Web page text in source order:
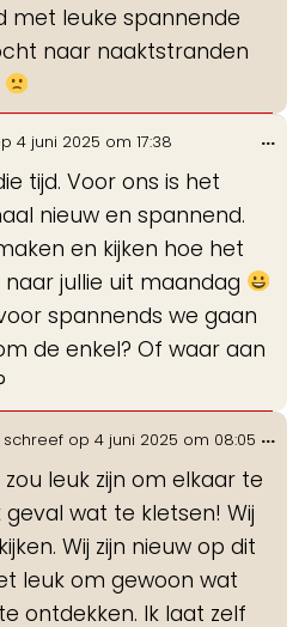
met leuke spannende
naar naaktstranden
4 juni 2025 om 17:38
tijd. Voor ons is het
nieuw en spannend.
en kijken hoe het
naar jullie uit maandag
spannends we gaan
de enkel? Of waar aan
...
schreef op 4 juni 2025 om 08:05
leuk zijn om elkaar te
wat te kletsen! Wij
Wij zijn nieuw op dit
leuk om gewoon wat
ontdekken. Ik laat zelf
...